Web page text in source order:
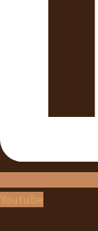
Youtube